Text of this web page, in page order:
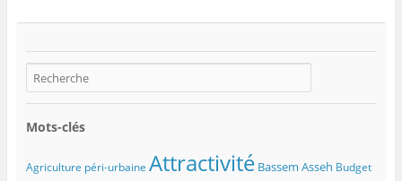
Mots-clés
Agriculture péri-urbaine Attractivité Bassem Asseh Budget